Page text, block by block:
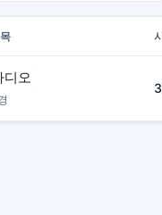
디오